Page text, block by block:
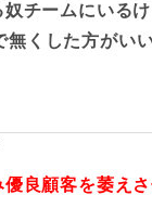
チームにいる
無くした方がい
良顧客を萎え